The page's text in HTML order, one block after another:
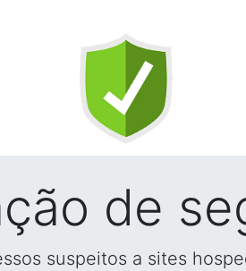
de
suspeitos a sites